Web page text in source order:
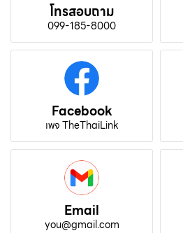
โทรสอบถาม
099-185-8000
Facebook
เพจ TheThaiLink
Email
you@gmail.com